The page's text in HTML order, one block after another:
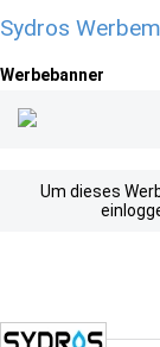
Sydros
Werbebanner
Um dieses